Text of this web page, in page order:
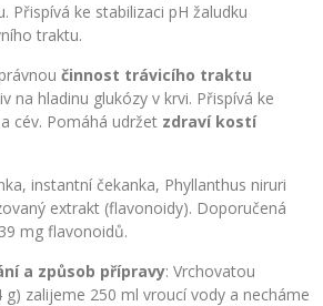
Přispívá ke stabilizaci pH žaludku
traktu.
činnost trávicího traktu
na hladinu glukózy v krvi. Přispívá ke
cév. Pomáhá udržet zdraví kostí
instantní čekanka, Phyllanthus niruri
extrakt (flavonoidy). Doporučená
mg flavonoidů.
a způsob přípravy: Vrchovatou
zalijeme 250 ml vroucí vody a necháme